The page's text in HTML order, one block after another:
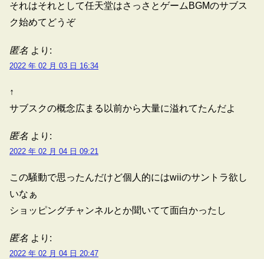
それはそれとして任天堂はさっさとゲームBGMのサブス
ク始めてどうぞ
匿名 より:
2022 年 02 月 03 日 16:34
↑
サブスクの概念広まる以前から大量に溢れてたんだよ
匿名 より:
2022 年 02 月 04 日 09:21
この騒動で思ったんだけど個人的にはwiiのサントラ欲し
いなぁ
ショッピングチャンネルとか聞いてて面白かったし
匿名 より:
2022 年 02 月 04 日 20:47